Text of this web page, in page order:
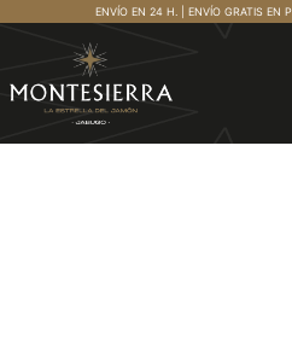
contenido
ENVÍO EN 24 H. | ENVÍO GRATIS EN